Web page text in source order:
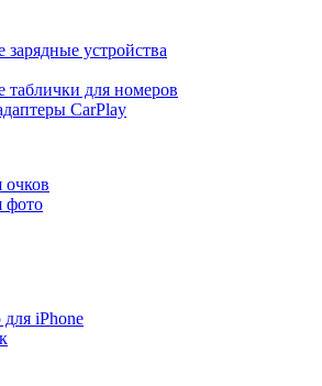
устройства
для номеров
CarPlay
очков
фото
iPhone